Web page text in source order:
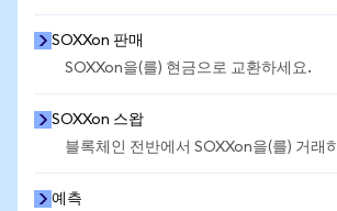
SOXXon 판매
SOXXon을(를) 현금으로 교환하세요.
SOXXon 스왑
블록체인 전반에서 SOXXon을(를) 거래
예측